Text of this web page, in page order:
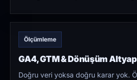
Ölçümleme
GA4, GTM & Dönüşüm
Doğru veri yoksa doğru karar yok.